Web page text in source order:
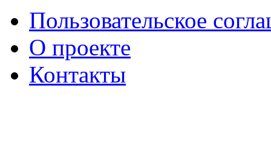
Пользовательское
О проекте
Контакты